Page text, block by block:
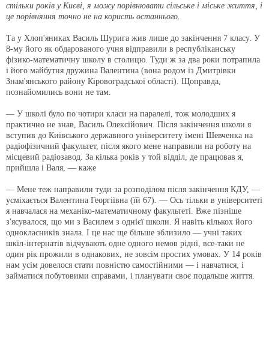
стільки років у Києві, я можу порівнювати сільське і міське життя, і
це порівняння точно не на користь останнього.
Та у Хлоп'яниках Василь Шурига жив лише до закінчення 7 класу. У
8-му його як обдарованого учня відправили в республіканську
фізико-математичну школу в столицю. Туди ж за два роки потрапила
і його майбутня дружина Валентина (вона родом із Дмитрівки
Знам'янського району Кіровоградської області). Щоправда,
познайомились вони не там.
— У школі було по чотири класи на паралелі, тож молодших я
практично не знав, Василь Олексійович. Після закінчення школи я
вступив до Київського державного університету імені Шевченка на
радіофізичний факультет, після якого мене направили на роботу на
місцевий радіозавод. За кілька років у той відділ, де працював я,
прийшла і Валя, — каже
— Мене теж направили туди за розподілом після закінчення КДУ, —
усміхається Валентина Георгіївна (їй 67). — Ось тільки в університеті
я навчалася на механіко-математичному факультеті. Вже пізніше
з'ясувалося, що ми з Василем з однієї школи. Я навіть кількох його
однокласників знала. І це нас ще більше зблизило — учні таких
шкіл-інтернатів відчувають одне одного немов рідні, все-таки не
один рік прожили в однакових, не зовсім простих умовах. У 14 років
нам усім довелося стати повністю самостійними — і навчатися, і
займатися побутовими справами, і планувати своє подальше життя.